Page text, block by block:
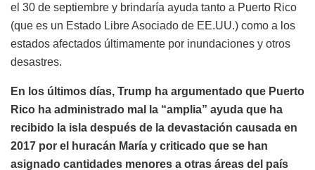
el 30 de septiembre y brindaría ayuda tanto a Puerto Rico
(que es un Estado Libre Asociado de EE.UU.) como a los
estados afectados últimamente por inundaciones y otros
desastres.
En los últimos días, Trump ha argumentado que Puerto
Rico ha administrado mal la “amplia” ayuda que ha
recibido la isla después de la devastación causada en
2017 por el huracán María y criticado que se han
asignado cantidades menores a otras áreas del país